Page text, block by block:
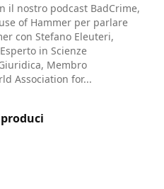
il nostro podcast BadCrime,
of Hammer per parlare
con Stefano Eleuteri,
in Scienze
Membro
Association for...